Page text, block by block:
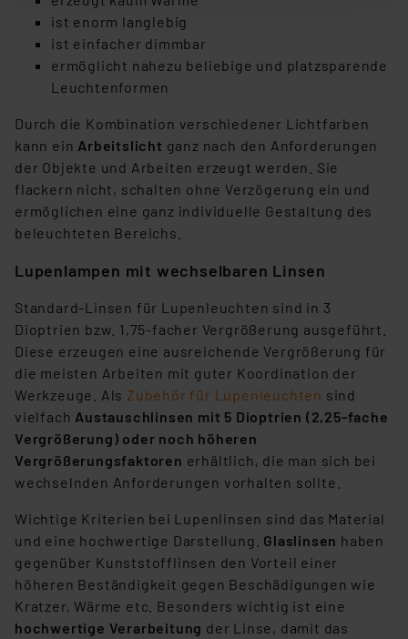
nachfolgend dargestellten bzw. die von Ihnen
ausgewählten Verarbeitungszwecke (Art. 6 Abs.1a DSG-
VO) zu. Eine detaillierte Auflistung der einzelnen
Cookies nach Zweck und Anbieter ist durch Klick auf
können die Verwendung nicht notwendiger Cookies
ablehnen oder ihr ganz oder teilweise zustimmen. Ihre
erteilte Zustimmung können Sie jederzeit unter dem
Link „Cookie Einstellungen“ anpassen oder widerrufen.
Die Rechtmäßigkeit der Speicherung, Abrufung und
Weiterverarbeitung dieser Daten zur Auswertung und
unberührt. Ihre Browser-Einstellungen können dazu
führen, dass die Einstellungen nicht längerfristig
gespeichert werden und dieses Banner erneut
„Einige Drittanbieter verarbeiten personenbezogene
Daten in den USA. Ihre Einwilligung zur Einbindung von
Cookies dieser Drittanbieter umfasst daher ggf. auch
die Verarbeitung Ihrer Daten in den USA gemäß Art. 49
(1) lit. a DSGVO. Nähere Infos zu diesen Drittanbietern
der Datenschutzerklärung. Für die USA besteht kein
Angemessenheitsbeschluss der EU. Dies bedeutet,
dass die USA als Land mit unzureichendem
Datenschutz nach EU-Standards eingestuft wird. So
besteht etwa das Risiko, dass US-Behörden
personenbezogene Daten in
ist enorm langlebig
ist einfacher dimmbar
ermöglicht nahezu beliebige und platzsparende
Leuchtenformen
Durch die Kombination verschiedener Lichtfarben
kann ein Arbeitslicht ganz nach den Anforderungen
der Objekte und Arbeiten erzeugt werden. Sie
flackern nicht, schalten ohne Verzögerung ein und
ermöglichen eine ganz individuelle Gestaltung des
beleuchteten Bereichs.
Lupenlampen mit wechselbaren Linsen
Standard-Linsen für Lupenleuchten sind in 3
Dioptrien bzw. 1,75-facher Vergrößerung ausgeführt.
Diese erzeugen eine ausreichende Vergrößerung für
die meisten Arbeiten mit guter Koordination der
Werkzeuge. Als Zubehör für Lupenleuchten sind
vielfach Austauschlinsen mit 5 Dioptrien (2,25-fache
Vergrößerung) oder noch höheren
Vergrößerungsfaktoren erhältlich, die man sich bei
wechselnden Anforderungen vorhalten sollte.
Wichtige Kriterien bei Lupenlinsen sind das Material
und eine hochwertige Darstellung. Glaslinsen haben
gegenüber Kunststofflinsen den Vorteil einer
höheren Beständigkeit gegen Beschädigungen wie
Kratzer, Wärme etc. Besonders wichtig ist eine
hochwertige Verarbeitung der Linse, damit das